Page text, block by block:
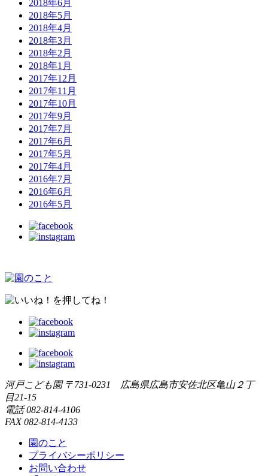
2018年6月
2018年5月
2018年4月
2018年3月
2018年2月
2018年1月
2017年12月
2017年11月
2017年10月
2017年9月
2017年7月
2017年6月
2017年5月
2017年4月
2016年7月
2016年6月
2016年5月
河戸こども園〒731-0231 広島県広島市安佐北区亀山２丁
目21-15
電話082-814-4106
FAX082-814-4133
園のこと
プライバシーポリシー
お問い合わせ